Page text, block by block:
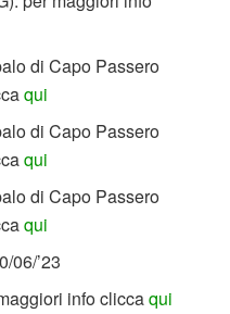
di Capo Passero
qui
di Capo Passero
qui
di Capo Passero
qui
06/’23
info cliccaqui